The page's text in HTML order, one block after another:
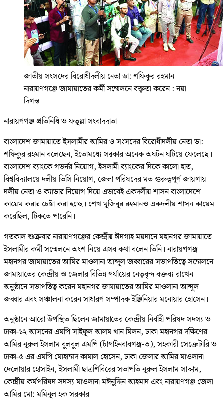
জাতীয় সংসদের বিরোধীদলীয় নেতা ডা: শফিকুর রহমান
নারায়ণগঞ্জে জামায়াতের কর্মী সম্মেলনে বক্তৃতা করেন : নয়া
দিগন্ত
নারায়ণগঞ্জ প্রতিনিধি ও ফতুল্লা সংবাদদাতা
বাংলাদেশ জামায়াতে ইসলামীর আমির ও সংসদের বিরোধীদলীয় নেতা ডা:
শফিকুর রহমান বলেছেন, ইতোমধ্যে সরকার অনেক অঘটন ঘটিয়ে ফেলেছে।
বাংলাদেশ ব্যাংকে গভর্নর নিয়োগ, ইসলামী ব্যাংকের দিকে কালো হাত,
বিশ্ববিদ্যালয়ে দলীয় ভিসি নিয়োগ, জেলা পরিষদের মত গুরুত্বপূর্ণ জায়গায়
দলীয় নেতা ও ক্যাডার নিয়োগ দিয়ে এভাবেই একদলীয় শাসন বাংলাদেশে
কায়েম করার চেষ্টা করা হচ্ছে। শেখ মুজিবুর রহমানও একদলীয় শাসন কায়েম
করেছিল, টিকতে পারেনি।
গতকাল শুক্রবার নারায়ণগঞ্জের কেন্দ্রীয় ঈদগাহ ময়দানে মহানগর জামায়াতে
ইসলামীর কর্মী সম্মেলনে অংশ নিয়ে এসব কথা বলেন তিনি। নারায়ণগঞ্জ
মহানগর জামায়াতের আমির মাওলানা আব্দুল জব্বারের সভাপতিত্বে সম্মেলনে
জামায়াতের কেন্দ্রীয় ও জেলার বিভিন্ন পর্যায়ের নেতৃবৃন্দ বক্তব্য রাখেন।
অনুষ্ঠানে সভাপতিত্ব করেন মহানগর জামায়াতের আমির মাওলানা আব্দুল
জব্বার এবং সঞ্চালনা করেন সাধারণ সম্পাদক ইঞ্জিনিয়ার মনোয়ার হোসেন।
অনুষ্ঠানে আরো উপস্থিত ছিলেন জামায়াতের কেন্দ্রীয় নির্বাহী পরিষদ সদস্য ও
ঢাকা-১২ আসনের এমপি সাইফুল আলম খান মিলন, ঢাকা মহানগর দক্ষিণের
আমির নুরুল ইসলাম বুলবুল এমপি (চাঁপাইনবাবগঞ্জ-৩), সহকারী সেক্রেটারি ও
ঢাকা-৫ এর এমপি মোহাম্মদ কামাল হোসেন, ঢাকা জেলার আমির মাওলানা
দেলোয়ার হোসাইন, ইসলামী ছাত্রশিবিরের সভাপতি নুরুল ইসলাম সাদ্দাম,
কেন্দ্রীয় কর্মপরিষদ সদস্য মাওলানা মঈনুদ্দিন আহমাদ এবং নারায়ণগঞ্জ জেলা
আমির মো: মমিনুল হক সরকার।